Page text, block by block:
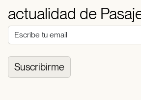
actualidad de
Suscribirme